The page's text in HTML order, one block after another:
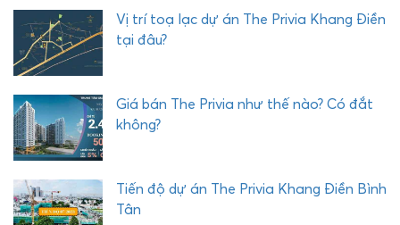
Vị trí toạ lạc dự án The Privia Khang Điền
tại đâu?
Giá bán The Privia như thế nào? Có đắt
không?
Tiến độ dự án The Privia Khang Điền Bình
Tân